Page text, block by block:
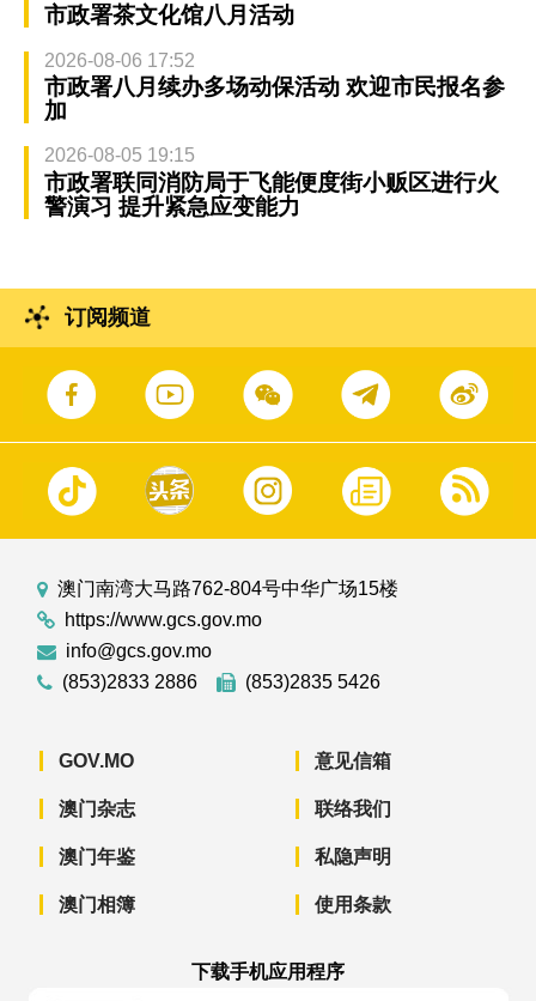
市政署茶文化馆八月活动
2026-08-06 17:52
市政署八月续办多场动保活动 欢迎市民报名参
加
2026-08-05 19:15
市政署联同消防局于飞能便度街小贩区进行火
警演习 提升紧急应变能力
订阅频道
澳门南湾大马路762-804号中华广场15楼
https://www.gcs.gov.mo
info@gcs.gov.mo
(853)2833 2886
(853)2835 5426
GOV.MO
澳门杂志
澳门年鉴
澳门相簿
意见信箱
联络我们
私隐声明
使用条款
下载手机应用程序